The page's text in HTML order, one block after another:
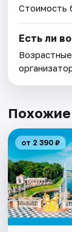
Стоимость
Есть ли
Похожие
от 2 390 ₽